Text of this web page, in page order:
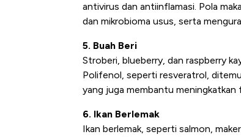
antivirus dan antiinflamasi. Pola
dan mikrobioma usus, serta
5. Buah Beri
Stroberi, blueberry, dan raspberry
Polifenol, seperti resveratrol,
yang juga membantu
6. Ikan Berlemak
Ikan berlemak, seperti salmon,